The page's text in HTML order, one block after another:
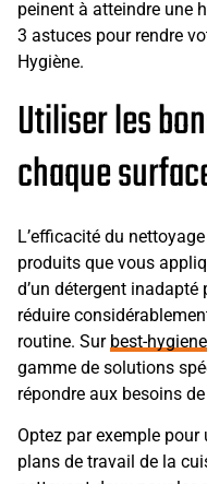
peinent à atteindre une
3 astuces pour rendre
Hygiène.
Utiliser les
chaque
L’efficacité du
produits que vous
d’un détergent
réduire
routine. Sur best-
gamme de solutions
répondre aux besoins
Optez par exemple
plans de travail de la